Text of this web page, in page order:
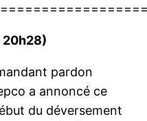
20h28)
pardon
a annoncé ce
du déversement